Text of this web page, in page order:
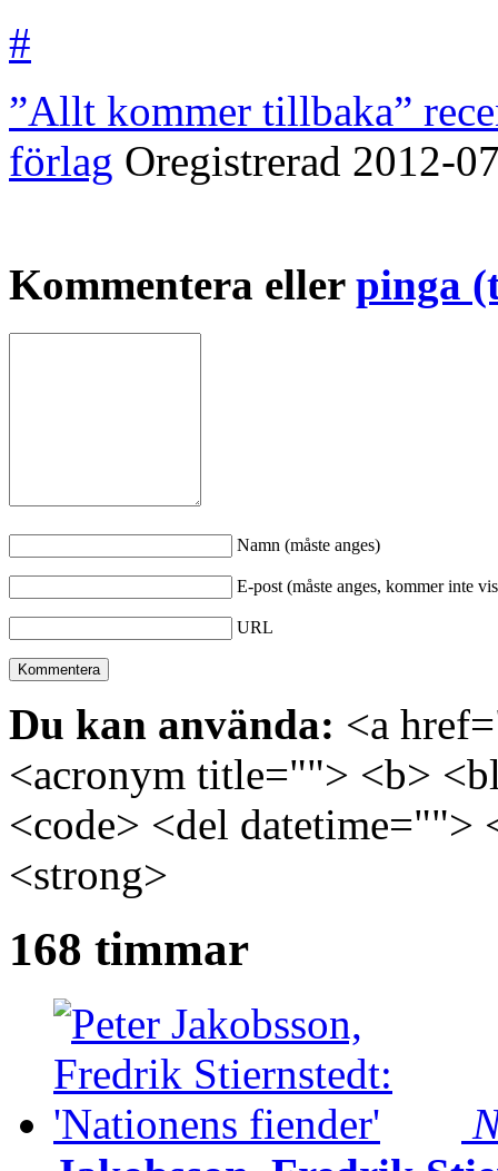
#
”Allt kommer tillbaka”
förlag Oregistrerad 2012-
Kommentera eller pinga
Namn (måste anges)
E-post (måste anges, kommer inte
URL
Du kan använda: <a
<acronym title=""> <b>
<code> <del
<strong>
168 timmar